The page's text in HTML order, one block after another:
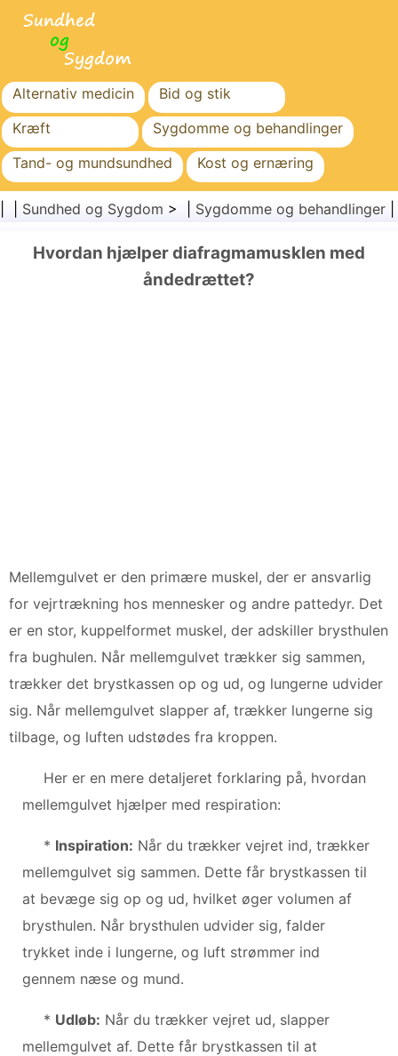
Alternativ medicin
Bid og stik
Kræft
Sygdomme og behandlinger
Tand- og mundsundhed
Kost og ernæring
Familiesundhed
Sundhedssektoren
Kirurgi og procedurer
Sundhed
Sundhed og Sygdom > | Sygdomme og behandlinger
Hvordan hjælper diafragmamusklen med
åndedrættet?
Mellemgulvet er den primære muskel, der er ansvarlig
for vejrtrækning hos mennesker og andre pattedyr. Det
er en stor, kuppelformet muskel, der adskiller brysthulen
fra bughulen. Når mellemgulvet trækker sig sammen,
trækker det brystkassen op og ud, og lungerne udvider
sig. Når mellemgulvet slapper af, trækker lungerne sig
tilbage, og luften udstødes fra kroppen.
Her er en mere detaljeret forklaring på, hvordan
mellemgulvet hjælper med respiration:
* Inspiration: Når du trækker vejret ind, trækker
mellemgulvet sig sammen. Dette får brystkassen til
at bevæge sig op og ud, hvilket øger volumen af ​​
brysthulen. Når brysthulen udvider sig, falder
trykket inde i lungerne, og luft strømmer ind
gennem næse og mund.
* Udløb: Når du trækker vejret ud, slapper
mellemgulvet af. Dette får brystkassen til at